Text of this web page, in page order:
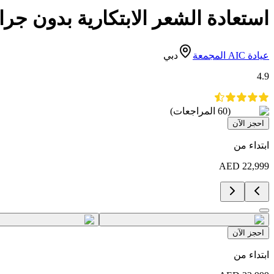
استعادة الشعر الابتكارية بدون
عيادة AIC المجمعة
دبي
4.9
(
60 المراجعات)
احجز الآن
ابتداء من
22,999
AED
احجز الآن
ابتداء من